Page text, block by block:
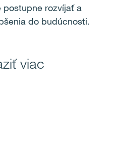
postupne rozvíjať a
do budúcnosti.
viac